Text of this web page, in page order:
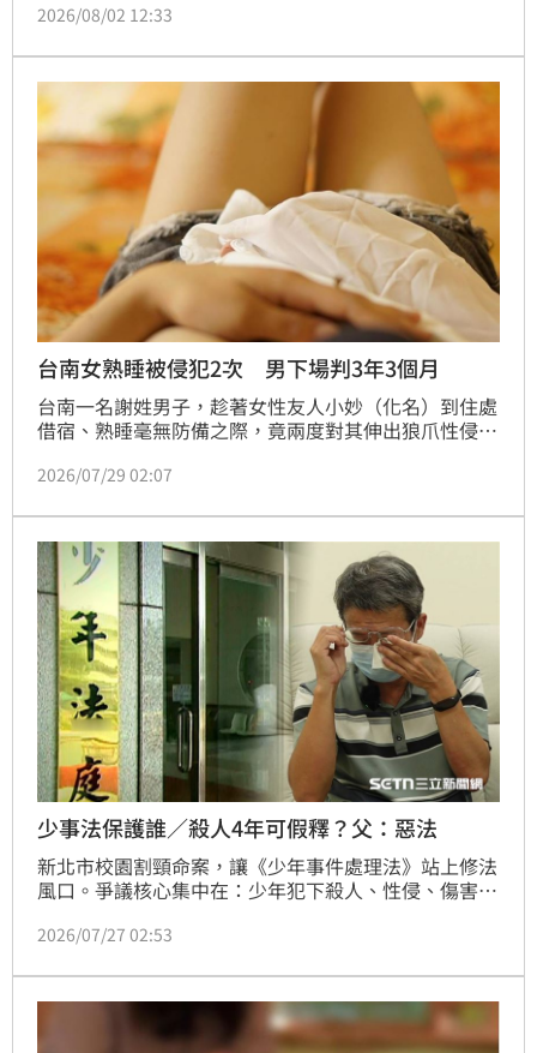
的虐童案情才隨之曝光。台中地檢署認定，男童長時間
育，近日偵查終結，依《妨害未滿 7 歲幼童發育罪》提
起公訴，嚴懲這對狠心的嚴姓男子及其彭姓妻子。
2026/08/02 12:33
台南女熟睡被侵犯2次 男下場判3年3個月
台南一名謝姓男子，趁著女性友人小妙（化名）到住處
借宿、熟睡毫無防備之際，竟兩度對其伸出狼爪性侵得
光。台南地院近日審結，將謝男依2個乘機性交罪，應
2026/07/29 02:07
少事法保護誰／殺人4年可假釋？父：惡法
新北市校園割頸命案，讓《少年事件處理法》站上修法
風口。爭議核心集中在：少年犯下殺人、性侵、傷害致
化少年時，有沒有忽略被害人及家屬？少年犯罪紀錄一
重大犯罪少年的假釋門檻是否太低？40多年前建立的少
年司法制度，如何跟上時代？
2026/07/27 02:53